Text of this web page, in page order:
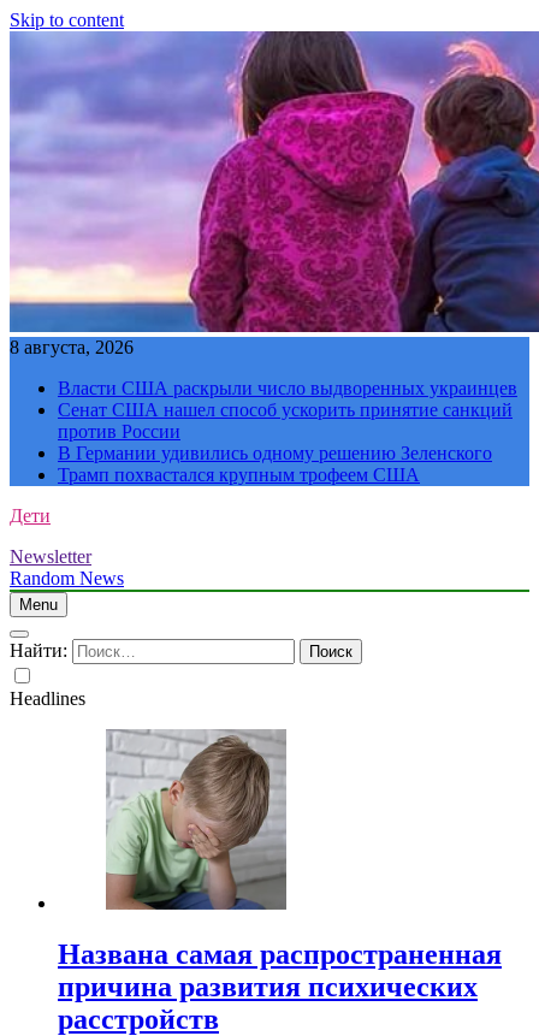
Skip to content
8 августа, 2026
Власти США раскрыли число выдворенных украинцев
Сенат США нашел способ ускорить принятие санкций
против России
В Германии удивились одному решению Зеленского
Трамп похвастался крупным трофеем США
Дети
Newsletter
Random News
Menu
Найти:
Headlines
Названа самая распространенная
причина развития психических
расстройств